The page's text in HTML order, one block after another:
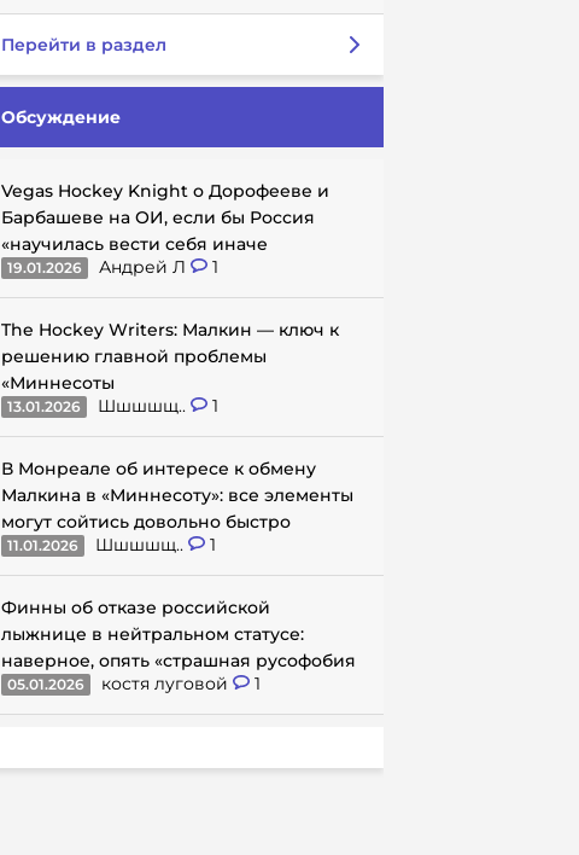
Перейти в раздел
Обсуждение
Vegas Hockey Knight о Дорофееве и
Барбашеве на ОИ, если бы Россия
«научилась вести себя иначе
19.01.2026 Андрей Л 1
The Hockey Writers: Малкин — ключ к
решению главной проблемы
«Миннесоты
13.01.2026 Шшшшщ.. 1
В Монреале об интересе к обмену
Малкина в «Миннесоту»: все элементы
могут сойтись довольно быстро
11.01.2026 Шшшшщ.. 1
Финны об отказе российской
лыжнице в нейтральном статусе:
наверное, опять «страшная русофобия
05.01.2026 костя луговой 1